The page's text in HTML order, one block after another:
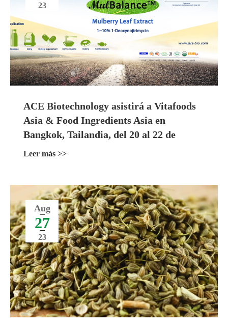
23
ACE Biotechnology asistirá a Vitafoods
Asia & Food Ingredients Asia en
Bangkok, Tailandia, del 20 al 22 de
septiembre de 2023
Leer más >>
Aug
27
23